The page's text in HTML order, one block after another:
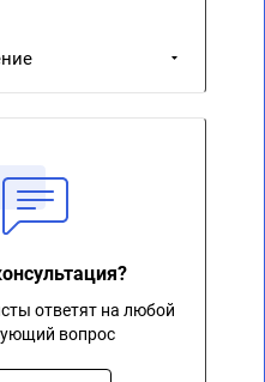
ответят на любой
вопрос